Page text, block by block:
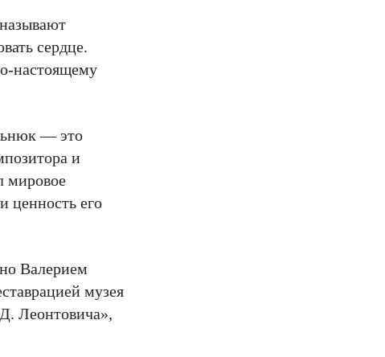
сердце.
настоящему
— это
и
мировое
ценность его
Валерием
музея
Леонтовича»,